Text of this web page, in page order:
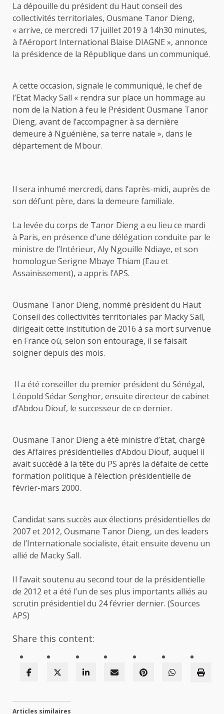
La dépouille du président du Haut conseil des
collectivités territoriales, Ousmane Tanor Dieng,
« arrive, ce mercredi 17 juillet 2019 à 14h30 minutes,
à l’Aéroport International Blaise DIAGNE », annonce
la présidence de la République dans un communiqué.
A cette occasion, signale le communiqué, le chef de
l’Etat Macky Sall « rendra sur place un hommage au
nom de la Nation à feu le Président Ousmane Tanor
Dieng, avant de l’accompagner à sa dernière
demeure à Nguéniène, sa terre natale », dans le
département de Mbour.
Il sera inhumé mercredi, dans l’après-midi, auprès de
son défunt père, dans la demeure familiale.
La levée du corps de Tanor Dieng a eu lieu ce mardi
à Paris, en présence d’une délégation conduite par le
ministre de l’Intérieur, Aly Ngouille Ndiaye, et son
homologue Serigne Mbaye Thiam (Eau et
Assainissement), a appris l’APS.
Ousmane Tanor Dieng, nommé président du Haut
Conseil des collectivités territoriales par Macky Sall,
dirigeait cette institution de 2016 à sa mort survenue
en France où, selon son entourage, il se faisait
soigner depuis des mois.
Il a été conseiller du premier président du Sénégal,
Léopold Sédar Senghor, ensuite directeur de cabinet
d’Abdou Diouf, le successeur de ce dernier.
Ousmane Tanor Dieng a été ministre d’Etat, chargé
des Affaires présidentielles d’Abdou Diouf, auquel il
avait succédé à la tête du PS après la défaite de cette
formation politique à l’élection présidentielle de
février-mars 2000.
Candidat sans succès aux élections présidentielles de
2007 et 2012, Ousmane Tanor Dieng, un des leaders
de l’Internationale socialiste, était ensuite devenu un
allié de Macky Sall.
Il l’avait soutenu au second tour de la présidentielle
de 2012 et a été l’un de ses plus importants alliés au
scrutin présidentiel du 24 février dernier. (Sources
APS)
Share this content:
Articles similaires